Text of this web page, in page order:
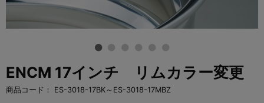
ENCM 17インチ リムカラー変更
商品コード： ES-3018-17BK～ES-3018-17MBZ